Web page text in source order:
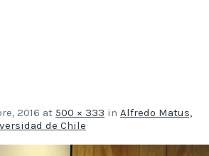
2016 at 500 × 333 in Alfredo Matus,
de Chile